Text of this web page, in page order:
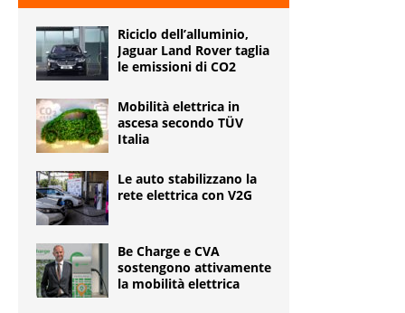
Riciclo dell’alluminio,
Jaguar Land Rover taglia
le emissioni di CO2
Mobilità elettrica in
ascesa secondo TÜV
Italia
Le auto stabilizzano la
rete elettrica con V2G
Be Charge e CVA
sostengono attivamente
la mobilità elettrica